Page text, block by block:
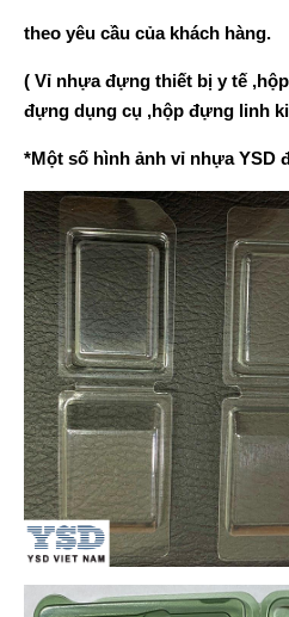
theo yêu cầu của khách hàng.
( Vỉ nhựa đựng thiết bị y tế
đựng dụng cụ ,hộp đựng linh
*Một số hình ảnh vỉ nhựa YSD